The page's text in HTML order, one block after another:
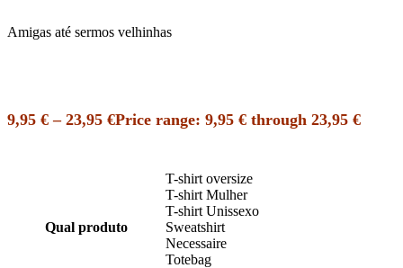
Amigas até sermos velhinhas
9,95 € – 23,95 €Price range: 9,95 € through 23,95 €
Qual produto
T-shirt oversize
T-shirt Mulher
T-shirt Unissexo
Sweatshirt
Necessaire
Totebag